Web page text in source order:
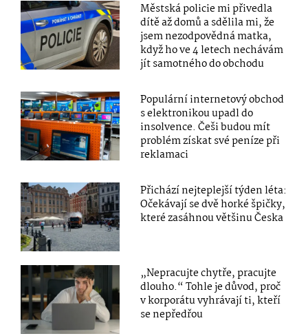
Městská policie mi přivedla
dítě až domů a sdělila mi, že
jsem nezodpovědná matka,
když ho ve 4 letech nechávám
jít samotného do obchodu
Populární internetový obchod
s elektronikou upadl do
insolvence. Češi budou mít
problém získat své peníze při
reklamaci
Přichází nejteplejší týden léta:
Očekávají se dvě horké špičky,
které zasáhnou většinu Česka
„Nepracujte chytře, pracujte
dlouho.“ Tohle je důvod, proč
v korporátu vyhrávají ti, kteří
se nepředřou